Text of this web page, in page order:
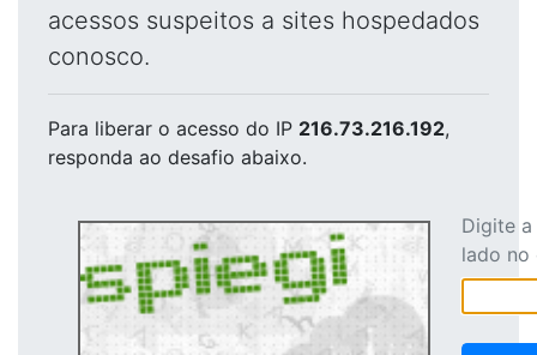
acessos suspeitos a sites hospedados
conosco.
Para liberar o acesso do IP 216.73.216.192,
responda ao desafio abaixo.
Digite
lado no